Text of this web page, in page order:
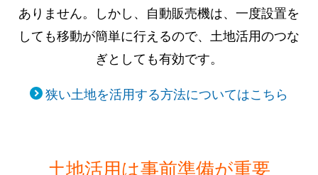
ありません。しかし、自動販売機は、一度設置を
しても移動が簡単に行えるので、土地活用のつな
ぎとしても有効です。
狭い土地を活用する方法についてはこちら
土地活用は事前準備が重要